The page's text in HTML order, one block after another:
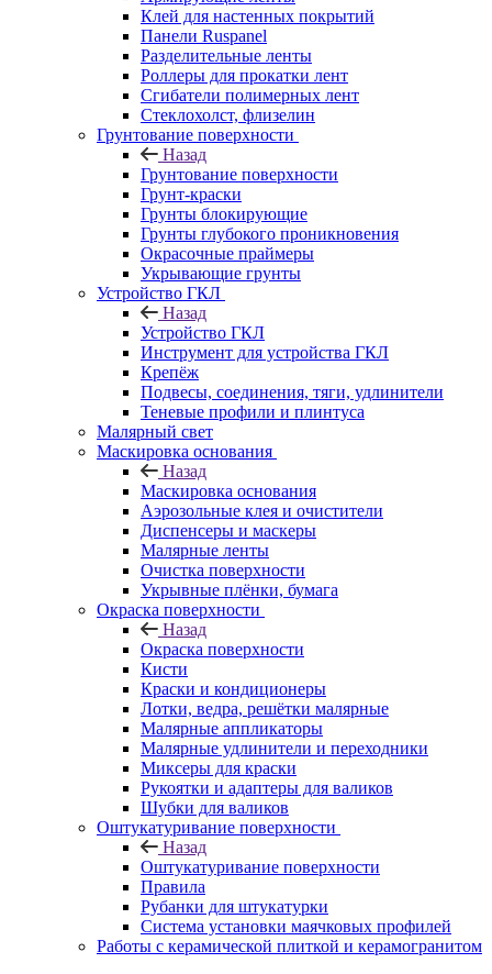
Клей для настенных покрытий
Панели Ruspanel
Разделительные ленты
Роллеры для прокатки лент
Сгибатели полимерных лент
Стеклохолст, флизелин
Грунтование поверхности
Назад
Грунтование поверхности
Грунт-краски
Грунты блокирующие
Грунты глубокого проникновения
Окрасочные праймеры
Укрывающие грунты
Устройство ГКЛ
Назад
Устройство ГКЛ
Инструмент для устройства ГКЛ
Крепёж
Подвесы, соединения, тяги, удлинители
Теневые профили и плинтуса
Малярный свет
Маскировка основания
Назад
Маскировка основания
Аэрозольные клея и очистители
Диспенсеры и маскеры
Малярные ленты
Очистка поверхности
Укрывные плёнки, бумага
Окраска поверхности
Назад
Окраска поверхности
Кисти
Краски и кондиционеры
Лотки, ведра, решётки малярные
Малярные аппликаторы
Малярные удлинители и переходники
Миксеры для краски
Рукоятки и адаптеры для валиков
Шубки для валиков
Оштукатуривание поверхности
Назад
Оштукатуривание поверхности
Правила
Рубанки для штукатурки
Система установки маячковых профилей
Работы с керамической плиткой и керамогранитом